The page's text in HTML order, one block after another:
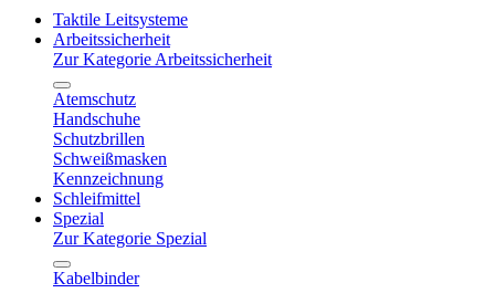
Taktile Leitsysteme
Arbeitssicherheit
Zur Kategorie Arbeitssicherheit
Atemschutz
Handschuhe
Schutzbrillen
Schweißmasken
Kennzeichnung
Schleifmittel
Spezial
Zur Kategorie Spezial
Kabelbinder